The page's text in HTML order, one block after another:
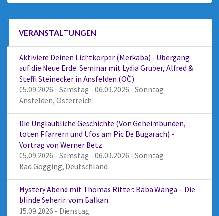
VERANSTALTUNGEN
Aktiviere Deinen Lichtkörper (Merkaba) - Übergang
auf die Neue Erde: Seminar mit Lydia Gruber, Alfred &
Steffi Steinecker in Ansfelden (OÖ)
05.09.2026 - Samstag - 06.09.2026 - Sonntag
Ansfelden, Österreich
Die Unglaubliche Geschichte (Von Geheimbünden,
toten Pfarrern und Ufos am Pic De Bugarach) -
Vortrag von Werner Betz
05.09.2026 - Samstag - 06.09.2026 - Sonntag
Bad Gögging, Deutschland
Mystery Abend mit Thomas Ritter: Baba Wanga – Die
blinde Seherin vom Balkan
15.09.2026 - Dienstag